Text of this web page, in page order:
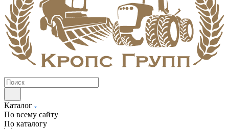
Каталог
По всему сайту
По каталогу